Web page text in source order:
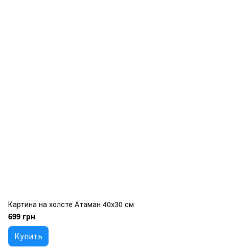
Картина на холсте Атаман 40х30 см
699 грн
Купить